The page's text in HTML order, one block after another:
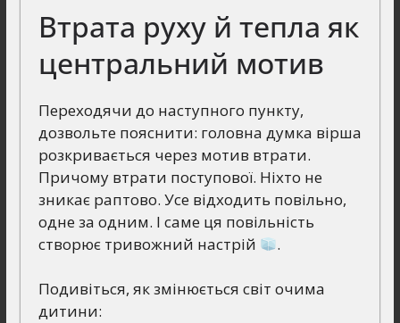
Втрата руху й тепла як
центральний мотив
Переходячи до наступного пункту,
дозвольте пояснити: головна думка вірша
розкривається через мотив втрати.
Причому втрати поступової. Ніхто не
зникає раптово. Усе відходить повільно,
одне за одним. І саме ця повільність
створює тривожний настрій
.
Подивіться, як змінюється світ очима
дитини: